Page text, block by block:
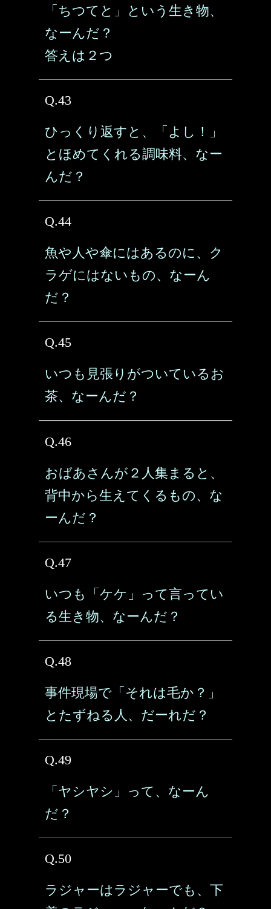
「ちつてと」という生き物、
なーんだ？
答えは２つ
Q.43
ひっくり返すと、「よし！」
とほめてくれる調味料、なー
んだ？
Q.44
魚や人や傘にはあるのに、ク
ラゲにはないもの、なーん
だ？
Q.45
いつも見張りがついているお
茶、なーんだ？
Q.46
おばあさんが２人集まると、
背中から生えてくるもの、な
ーんだ？
Q.47
いつも「ケケ」って言ってい
る生き物、なーんだ？
Q.48
事件現場で「それは毛か？」
とたずねる人、だーれだ？
Q.49
「ヤシヤシ」って、なーん
だ？
Q.50
ラジャーはラジャーでも、下